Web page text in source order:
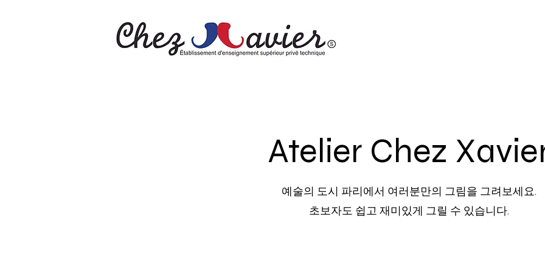
Atelier Chez
예술의 도시 파리에서 여러분만의 그림을 그려보세요.
초보자도 쉽고 재미있게 그릴 수 있습니다.